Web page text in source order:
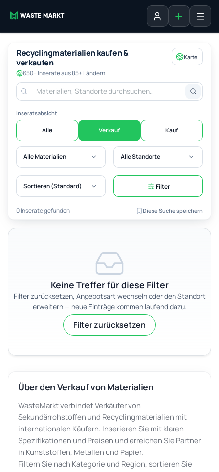
AnmeldenInserat
Recyclingmaterialien kaufen &
verkaufen
650+ Inserate aus 85+ Ländern
Karte
Inseratsabsicht
Alle Verkauf Kauf
Alle Materialien Alle Standorte
Sortieren (Standard) Filter
0 Inserate gefunden Diese Suche speichern
Keine Treffer für diese Filter
Filter zurücksetzen, Angebotsart wechseln oder den Standort
erweitern — neue Einträge kommen laufend dazu.
Filter zurücksetzen
Über den Verkauf von Materialien
WasteMarkt verbindet Verkäufer von
Sekundärrohstoffen und Recyclingmaterialien mit
internationalen Käufern. Inserieren Sie mit klaren
Spezifikationen und Preisen und erreichen Sie Partner
in Kunststoffen, Metallen und Papier.
Filtern Sie nach Kategorie und Region, sortieren Sie